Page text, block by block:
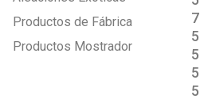
Productos de Fábrica
Productos Mostrador